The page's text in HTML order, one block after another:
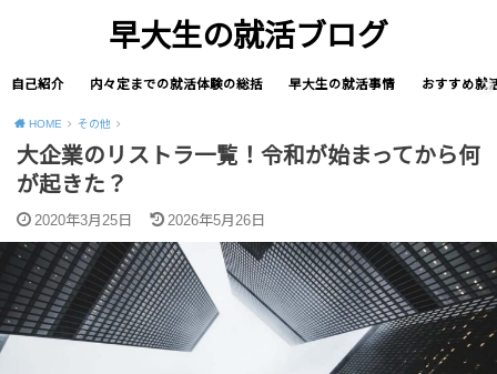
早大生の就活ブログ
自己紹介 内々定までの就活体験の総括 早大生の就活事情 おすすめ就
HOME その他
大企業のリストラ一覧！令和が始まってから何
が起きた？
2020年3月25日 2026年5月26日